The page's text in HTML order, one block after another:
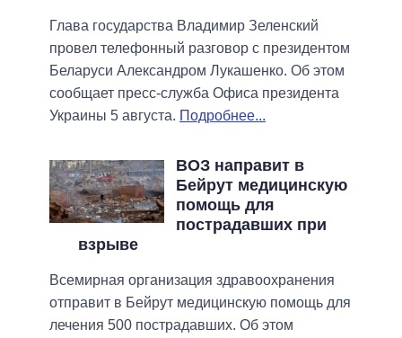
Глава государства Владимир Зеленский
провел телефонный разговор с президентом
Беларуси Александром Лукашенко. Об этом
сообщает пресс-служба Офиса президента
Украины 5 августа. Подробнее...
ВОЗ направит в
Бейрут медицинскую
помощь для
пострадавших при
взрыве
Всемирная организация здравоохранения
отправит в Бейрут медицинскую помощь для
лечения 500 пострадавших. Об этом